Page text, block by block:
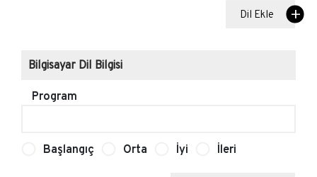
Dil Ekle
Bilgisayar Dil Bilgisi
Program
Başlangıç Orta İyi İleri